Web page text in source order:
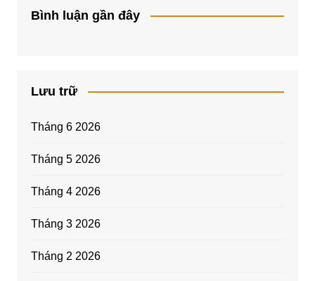
Bình luận gần đây
Lưu trữ
Tháng 6 2026
Tháng 5 2026
Tháng 4 2026
Tháng 3 2026
Tháng 2 2026